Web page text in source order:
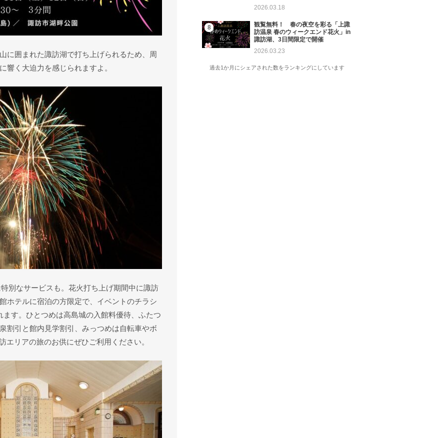
に囲まれた諏訪湖で打ち上げられるため、周
響く大迫力を感じられますよ。
別なサービスも。花火打ち上げ期間中に諏訪
ホテルに宿泊の方限定で、イベントのチラシ
す。ひとつめは高島城の入館料優待、ふたつ
割引と館内見学割引、みっつめは自転車やボ
エリアの旅のお供にぜひご利用ください。
2026.03.18
観覧無料！ 春の夜空を彩る「上諏
訪温泉 春のウィークエンド花火」in
諏訪湖、3日間限定で開催
2026.03.23
過去1か月にシェアされた数をランキングにしています